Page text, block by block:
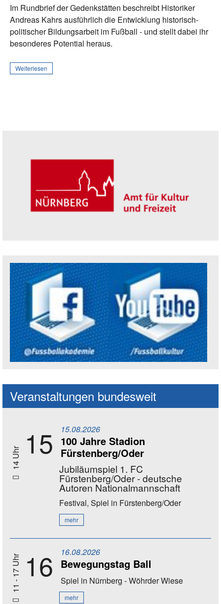
Im Rundbrief der Gedenkstätten beschreibt Historiker
Andreas Kahrs ausführlich die Entwicklung historisch-
politischer Bildungsarbeit im Fußball - und stellt dabei ihr
besonderes Potential heraus.
Weiterlesen
Veranstaltungen bundesweit
14 Uhr 15 15.08.2026
100 Jahre Stadion
Fürstenberg/Oder
Jubiläumspiel 1. FC
Fürstenberg/Oder - deutsche
Autoren Nationalmannschaft
Festival, Spiel in Fürstenberg/Oder
mehr
11 - 17 Uhr 16 16.08.2026
Bewegungstag Ball
Spiel in Nürnberg - Wöhrder Wiese
mehr